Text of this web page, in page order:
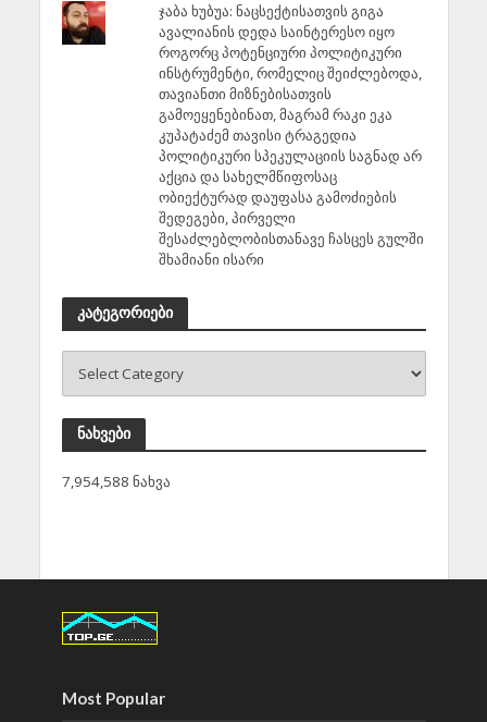
ჯაბა ხუბუა: ნაცსექტისათვის გიგა
ავალიანის დედა საინტერესო იყო
როგორც პოტენციური პოლიტიკური
ინსტრუმენტი, რომელიც შეიძლებოდა,
თავიანთი მიზნებისათვის
გამოეყენებინათ, მაგრამ რაკი ეკა
კუპატაძემ თავისი ტრაგედია
პოლიტიკური სპეკულაციის საგნად არ
აქცია და სახელმწიფოსაც
ობიექტურად დაუფასა გამოძიების
შედეგები, პირველი
შესაძლებლობისთანავე ჩასცეს გულში
შხამიანი ისარი
კატეგორიები
ნახვები
7,954,588 ნახვა
Most Popular